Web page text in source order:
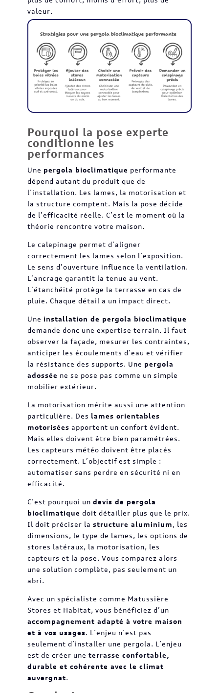
valeur.
Pourquoi la pose experte
conditionne les
performances
Une pergola bioclimatique performante
dépend autant du produit que de
l’installation. Les lames, la motorisation et
la structure comptent. Mais la pose décide
de l’efficacité réelle. C’est le moment où la
théorie rencontre votre maison.
Le calepinage permet d’aligner
correctement les lames selon l’exposition.
Le sens d’ouverture influence la ventilation.
L’ancrage garantit la tenue au vent.
L’étanchéité protège la terrasse en cas de
pluie. Chaque détail a un impact direct.
Une installation de pergola bioclimatique
demande donc une expertise terrain. Il faut
observer la façade, mesurer les contraintes,
anticiper les écoulements d’eau et vérifier
la résistance des supports. Une pergola
adossée ne se pose pas comme un simple
mobilier extérieur.
La motorisation mérite aussi une attention
particulière. Des lames orientables
motorisées apportent un confort évident.
Mais elles doivent être bien paramétrées.
Les capteurs météo doivent être placés
correctement. L’objectif est simple :
automatiser sans perdre en sécurité ni en
efficacité.
C’est pourquoi un devis de pergola
bioclimatique doit détailler plus que le prix.
Il doit préciser la structure aluminium, les
dimensions, le type de lames, les options de
stores latéraux, la motorisation, les
capteurs et la pose. Vous comparez alors
une solution complète, pas seulement un
abri.
Avec un spécialiste comme Matussière
Stores et Habitat, vous bénéficiez d’un
accompagnement adapté à votre maison
et à vos usages. L’enjeu n’est pas
seulement d’installer une pergola. L’enjeu
est de créer une terrasse confortable,
durable et cohérente avec le climat
auvergnat.